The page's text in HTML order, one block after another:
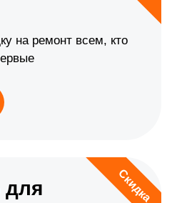
на ремонт всем, кто
Скидка
для